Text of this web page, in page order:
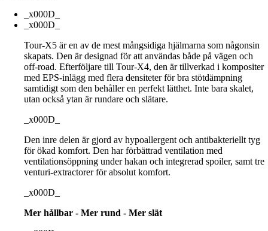
_x000D_
_x000D_
Tour-X5 är en av de mest mångsidiga hjälmarna som någonsin
skapats. Den är designad för att användas både på vägen och
off-road. Efterföljare till Tour-X4, den är tillverkad i kompositer
med EPS-inlägg med flera densiteter för bra stötdämpning
samtidigt som den behåller en perfekt lätthet. Inte bara skalet,
utan också ytan är rundare och slätare.
_x000D_
Den inre delen är gjord av hypoallergent och antibakteriellt tyg
för ökad komfort. Den har förbättrad ventilation med
ventilationsöppning under hakan och integrerad spoiler, samt tre
venturi-extractorer för absolut komfort.
_x000D_
Mer hållbar - Mer rund - Mer slät